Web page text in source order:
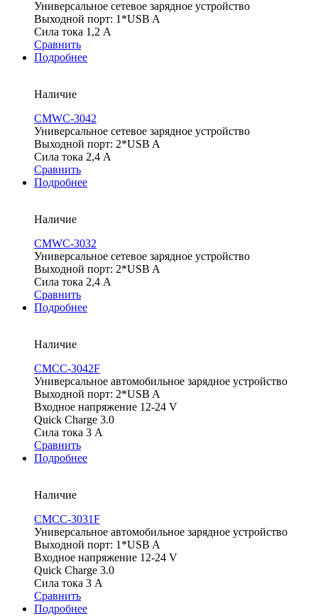
Универсальное сетевое зарядное устройство
Выходной порт: 1*USB A
Сила тока 1,2 А
Сравнить
Подробнее
Наличие
CMWC-3042
Универсальное сетевое зарядное устройство
Выходной порт: 2*USB A
Сила тока 2,4 А
Сравнить
Подробнее
Наличие
CMWC-3032
Универсальное сетевое зарядное устройство
Выходной порт: 2*USB A
Сила тока 2,4 А
Сравнить
Подробнее
Наличие
CMCC-3042F
Универсальное автомобильное зарядное устройство
Выходной порт: 2*USB A
Входное напряжение 12-24 V
Quick Charge 3.0
Сила тока 3 А
Сравнить
Подробнее
Наличие
CMCC-3031F
Универсальное автомобильное зарядное устройство
Выходной порт: 1*USB A
Входное напряжение 12-24 V
Quick Charge 3.0
Сила тока 3 A
Сравнить
Подробнее